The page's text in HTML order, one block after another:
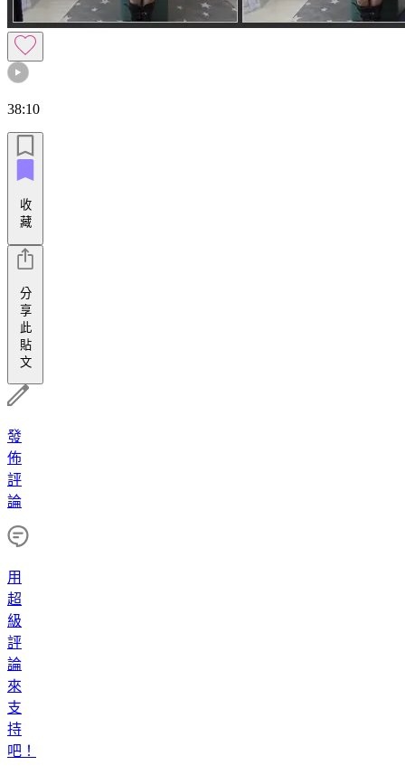
38:10
收
藏
分
享
此
貼
文
發
佈
評
論
用
超
級
評
論
來
支
持
吧！